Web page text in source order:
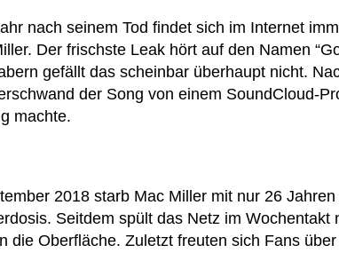
nach seinem Tod findet sich im Internet
Der frischste Leak hört auf den Namen
gefällt das scheinbar überhaupt nicht.
der Song von einem SoundCloud-
machte.
2018 starb Mac Miller mit nur 26
Seitdem spült das Netz im Wochentakt
die Oberfläche. Zuletzt freuten sich Fans